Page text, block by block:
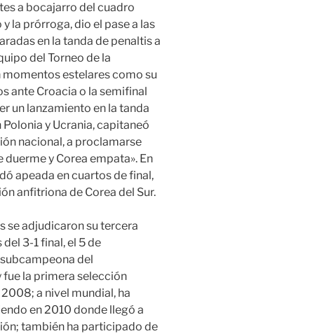
a bocajarro del cuadro
la prórroga, dio el pase a las
en la tanda de penaltis a
del Torneo de la
estelares como su
ante Croacia o la semifinal
un lanzamiento en la tanda
y Ucrania, capitaneó
nacional, a proclamarse
y Corea empata». En
apeada en cuartos de final,
anfitriona de Corea del Sur.
se adjudicaron su tercera
3-1 final, el 5 de
del
la primera selección
a nivel mundial, ha
en 2010 donde llegó a
también ha participado de